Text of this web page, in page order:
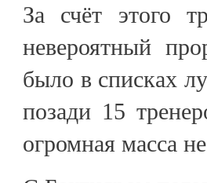
За счёт этого
невероятный
было в списках
позади 15
огромная масса